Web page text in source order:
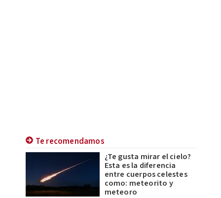
Te recomendamos
¿Te gusta mirar el cielo?
Esta es la diferencia
entre cuerpos celestes
como: meteorito y
meteoro